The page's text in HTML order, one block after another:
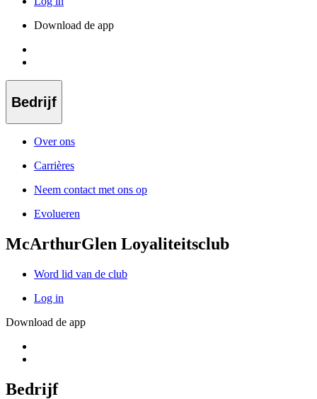
Download de app
Bedrijf
Over ons
Carrières
Neem contact met ons op
Evolueren
McArthurGlen Loyaliteitsclub
Word lid van de club
Log in
Download de app
Bedrijf